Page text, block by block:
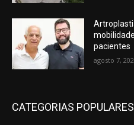
pacientes
agosto 7,
CATEGORIAS POPULARES